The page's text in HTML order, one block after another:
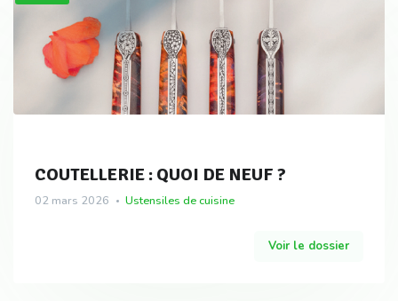
COUTELLERIE : QUOI DE NEUF ?
02 mars 2026 Ustensiles de cuisine
Voir le dossier